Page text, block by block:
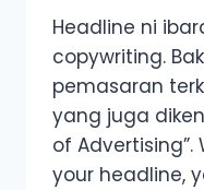
Headline ni
copywriting.
pemasaran
yang juga
of
your headline,